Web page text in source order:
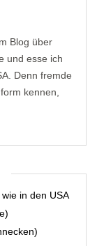
Blog über
und esse ich
Denn fremde
kennen,
in den USA